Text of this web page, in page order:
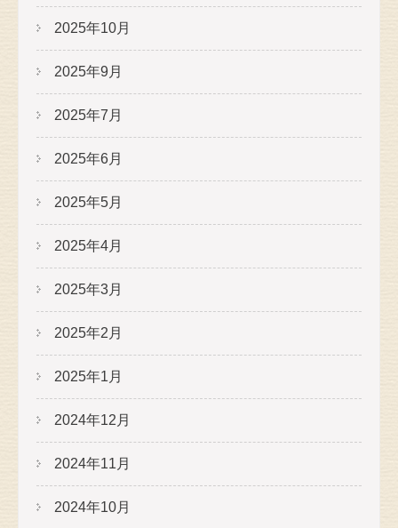
2025年10月
2025年9月
2025年7月
2025年6月
2025年5月
2025年4月
2025年3月
2025年2月
2025年1月
2024年12月
2024年11月
2024年10月